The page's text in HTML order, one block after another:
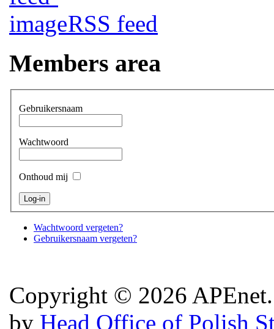
RSS feed
Members area
Gebruikersnaam
Wachtwoord
Onthoud mij
Wachtwoord vergeten?
Gebruikersnaam vergeten?
Copyright © 2026
by Head Office of Polish